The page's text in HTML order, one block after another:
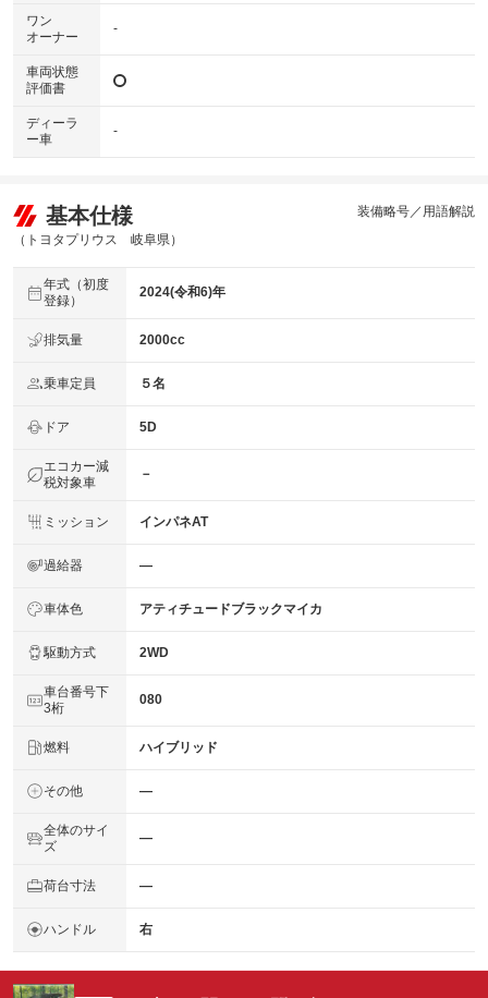
ワン
オーナー
-
車両状態
評価書
ディーラ
ー車
-
基本仕様
（トヨタプリウス 岐阜県）
装備略号／用語解説
年式（初度
登録）
2024(令和6)年
排気量 2000cc
乗車定員 ５名
ドア 5D
エコカー減
税対象車
－
ミッション インパネAT
過給器 ―
車体色 アティチュードブラックマイカ
駆動方式 2WD
車台番号下
3桁
080
燃料 ハイブリッド
その他 ―
全体のサイ
ズ
―
荷台寸法 ―
ハンドル 右